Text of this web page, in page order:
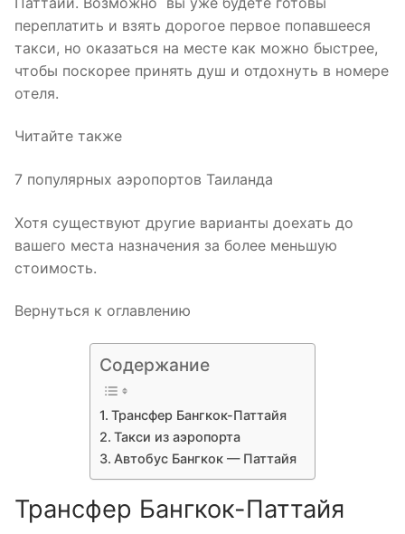
переплатить и взять дорогое первое попавшееся
такси, но оказаться на месте как можно быстрее,
чтобы поскорее принять душ и отдохнуть в номере
отеля.
Читайте также
7 популярных аэропортов Таиланда
Хотя существуют другие варианты доехать до
вашего места назначения за более меньшую
стоимость.
Вернуться к оглавлению
Содержание
Трансфер Бангкок-Паттайя
Такси из аэропорта
Автобус Бангкок — Паттайя
Трансфер Бангкок-Паттайя